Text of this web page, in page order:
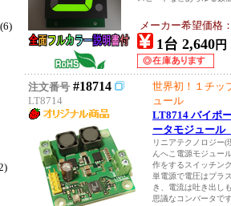
(6)
メーカー希望価格
1台 2,640円
注文番号 #18714
LT8714
世界初！１チッ
ュール
LT8714 バイポ
ータモジュール
リニアテクノロジー(
んへこ電源モジュー
作をするスイッチン
単電源で電圧はプラ
き、電流は吐き出し
思議なコンバータで